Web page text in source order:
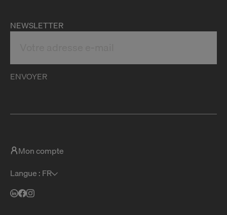
NEWSLETTER
ENVOYER
Mon compte
Langue : FR